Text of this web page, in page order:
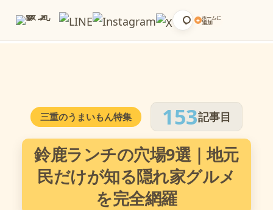
+ ホームに
追加
三重のうまいもん特集 153記事目
鈴鹿ランチの穴場9選｜地元
民だけが知る隠れ家グルメ
を完全網羅